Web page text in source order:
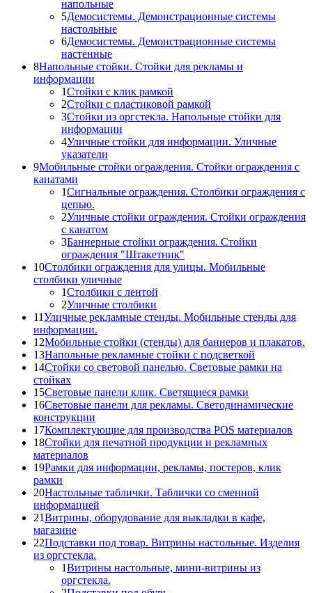
напольные
5Демосистемы. Демонстрационные системы
настольные
6Демосистемы. Демонстрационные системы
настенные
8Напольные стойки. Стойки для рекламы и
информации
1Стойки с клик рамкой
2Стойки с пластиковой рамкой
3Стойки из оргстекла. Напольные стойки для
информации
4Уличные стойки для информации. Уличные
указатели
9Мобильные стойки ограждения. Стойки ограждения с
канатами
1Сигнальные ограждения. Столбики ограждения с
цепью.
2Уличные стойки ограждения. Стойки ограждения
с канатом
3Баннерные стойки ограждения. Стойки
ограждения "Штакетник"
10Столбики ограждения для улицы. Мобильные
столбики уличные
1Столбики с лентой
2Уличные столбики
11Уличные рекламные стенды. Мобильные стенды для
информации.
12Мобильные стойки (стенды) для баннеров и плакатов.
13Напольные рекламные стойки с подсветкой
14Стойки со световой панелью. Световые рамки на
стойках
15Световые панели клик. Светящиеся рамки
16Световые панели для рекламы. Светодинамические
конструкции
17Комплектующие для производства POS материалов
18Стойки для печатной продукции и рекламных
материалов
19Рамки для информации, рекламы, постеров, клик
рамки
20Настольные таблички. Таблички со сменной
информацией
21Витрины, оборудование для выкладки в кафе,
магазине
22Подставки под товар. Витрины настольные. Изделия
из оргстекла.
1Витрины настольные, мини-витрины из
оргстекла.